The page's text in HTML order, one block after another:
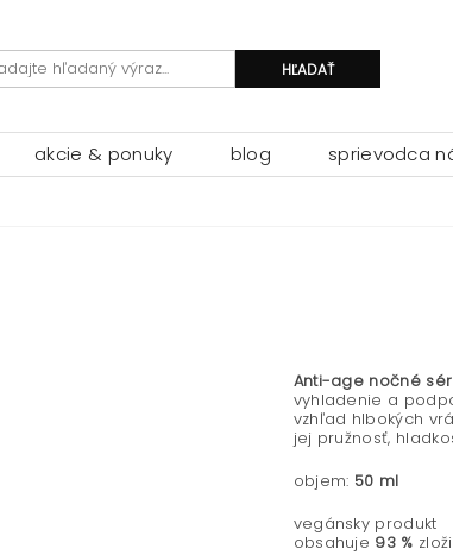
akcie & ponuky blog sprievodca
Anti-age nočné
vyhladenie a
vzhľad hlbokých
jej pružnosť,
objem: 50 ml
vegánsky produkt
obsahuje 93 %